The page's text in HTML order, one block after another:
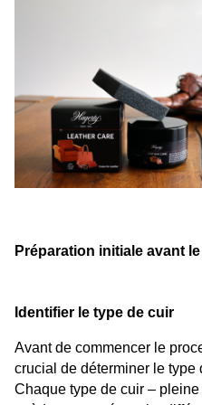
Préparation initiale avant
Identifier le type de cuir
Avant de commencer le
crucial de déterminer le type
Chaque type de cuir –